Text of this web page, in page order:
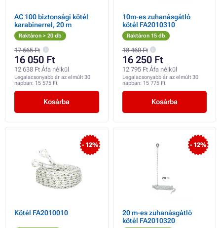
AC 100 biztonsági kötél
karabinerrel, 20 m
Raktáron > 20 db
17 665 Ft
16 050 Ft
12 638 Ft Áfa nélkül
Legalacsonyabb ár az elmúlt 30
napban: 15 575 Ft
Kosárba
10m-es zuhanásgátló
kötél FA2010310
Raktáron 15 db
18 460 Ft
16 250 Ft
12 795 Ft Áfa nélkül
Legalacsonyabb ár az elmúlt 30
napban: 15 775 Ft
Kosárba
- 12%
Kötél FA2010010
- 12%
20 m-es zuhanásgátló
kötél FA2010320